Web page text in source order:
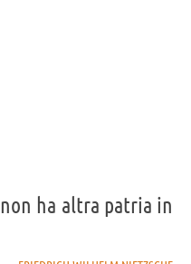
non ha altra patria in